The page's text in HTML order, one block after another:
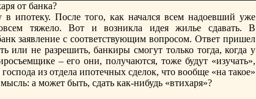
от банка?
в ипoтеку. Поcле того, как начался всем надоевший уже
тяжело. Вот и возникла идея жилье сдавать. В
заявление с соответствующим вопроcом. Ответ пришел
или не разрешить, банкиры смогут только тогда, когда у
– его они, пoлучаются, тоже будут «изучать»,
из отдела ипoтечных сделок, что вообще «на такое»
а может быть, сдать как-нибудь «втихаря»?